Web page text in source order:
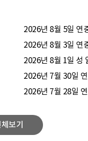
2026년 8월 5일 연
2026년 8월 3일 연
2026년 8월 1일 성
2026년 7월 30일
2026년 7월 28일
보기